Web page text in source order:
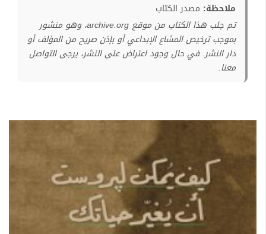
ملاحظة: مصدر الكتاب
تم جلب هذا الكتاب من موقع archive.org، وهو منشور
بموجب ترخيص المشاع الإبداعي أو بإذن صريح من المؤلف أو
دار النشر. في حال وجود اعتراض على النشر، يرجى التواصل
معنا.